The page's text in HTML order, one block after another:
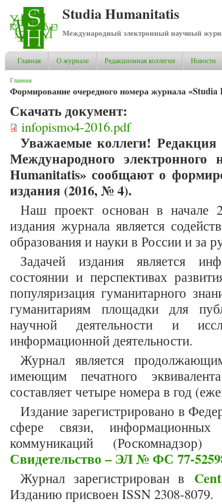
Studia Humanitatis
Международный электронный научный
Главная О журнале Редакционная коллегия Новости
Вы здесь
Главная
Формирование очередного номера журнала
Скачать документ:
infopismo4-2016.pdf
Уважаемые коллеги!
Международного электронного
Humanitatis» сообщают о
издания (2016, № 4).
Наш проект основан в начале
издания журнала является
образования и науки в России и за
Задачей издания является
состоянии и перспективах
популяризация гуманитарного
гуманитариям площадки для
научной деятельности и
информационной деятельности.
Журнал является
имеющим печатного
составляет четыре номера в год
Издание зарегистрировано в
сфере связи,
коммуникаций
Свидетельство – ЭЛ № ФС 77-
Журнал зарегистрирован в
Изданию присвоен ISSN 2308-8079.